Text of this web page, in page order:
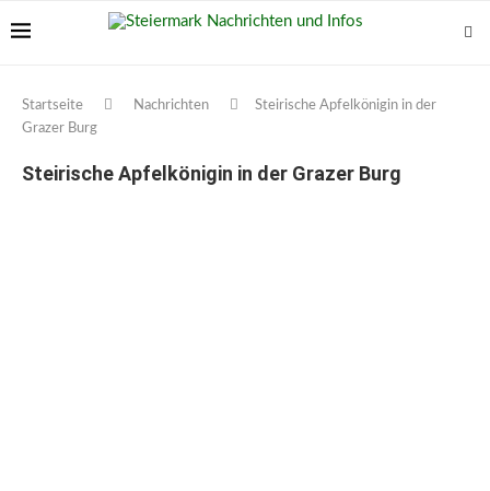
Startseite Nachrichten
Steirische Apfelkönigin in der
Grazer Burg
Steirische Apfelkönigin in der Grazer Burg